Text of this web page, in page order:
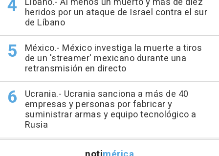
heridos por un ataque de Israel contra el sur
de Líbano
México.- México investiga la muerte a tiros
de un 'streamer' mexicano durante una
retransmisión en directo
Ucrania.- Ucrania sanciona a más de 40
empresas y personas por fabricar y
suministrar armas y equipo tecnológico a
Rusia